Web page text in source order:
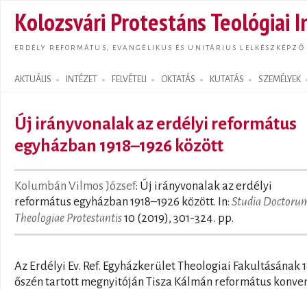
Kolozsvári Protestáns Teológiai
ERDÉLY REFORMÁTUS, EVANGÉLIKUS ÉS UNITÁRIUS LELKÉSZKÉPZŐ
AKTUÁLIS INTÉZET FELVÉTELI OKTATÁS KUTATÁS SZEMÉLYEK
Search form
Új irányvonalak az erdélyi református
egyházban 1918–1926 között
Kolumbán Vilmos József: Új irányvonalak az erdélyi
református egyházban 1918–1926 között. In: Studia
Theologiae Protestantis10 (2019), 301-324. pp.
Az Erdélyi Ev. Ref. Egyházkerület Theologiai Fakultásának
őszén tartott megnyitóján Tisza Kálmán református